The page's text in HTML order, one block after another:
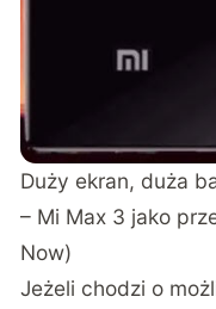
Duży ekran, duża
– Mi Max 3 jako
Now)
Jeżeli chodzi o